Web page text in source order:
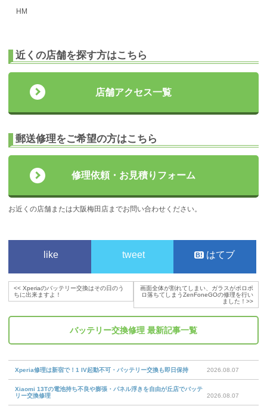
HM
近くの店舗を探す方はこちら
店舗アクセス一覧
郵送修理をご希望の方はこちら
修理依頼・お見積りフォーム
お近くの店舗または大阪梅田店までお問い合わせください。
like tweet はてブ
<<Xperiaのバッテリー交換はその日のう
ちに出来ますよ！
画面全体が割れてしまい、ガラスがポロポ
ロ落ちてしまうZenFoneGOの修理を行い
ました！ >>
バッテリー交換修理 最新記事一覧
Xperia修理は新宿で！1 IV起動不可・バッテリー交換も即日保持 2026.08.07
Xiaomi 13Tの電池持ち不良や膨張・パネル浮きを自由が丘店でバッテ
リー交換修理
2026.08.07